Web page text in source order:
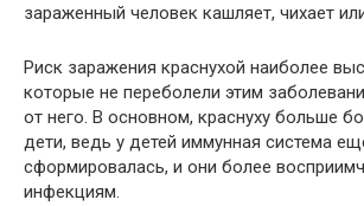
зараженный человек кашляет, чихает
Риск заражения краснухой наиболее
которые не переболели этим
от него. В основном, краснуху больше
дети, ведь у детей иммунная система
сформировалась, и они более
инфекциям.